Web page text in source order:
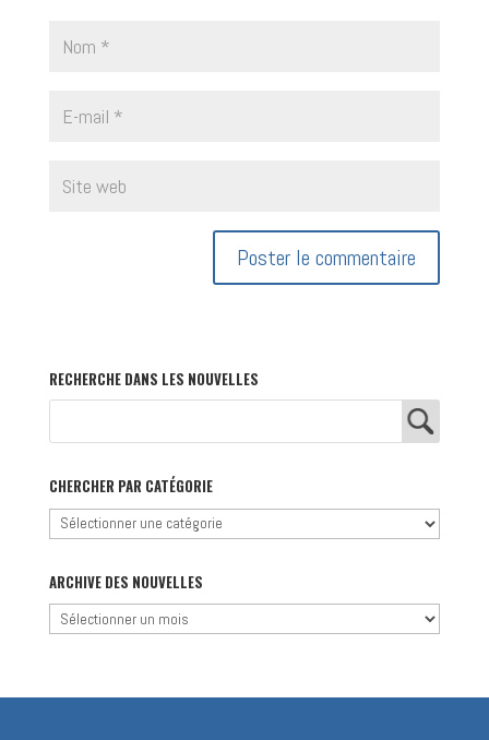
RECHERCHE DANS LES NOUVELLES
CHERCHER PAR CATÉGORIE
Chercher
catégorie
ARCHIVE DES NOUVELLES
Archive